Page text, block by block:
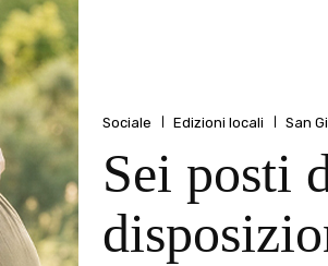
Sociale Edizioni locali San
Sei posti